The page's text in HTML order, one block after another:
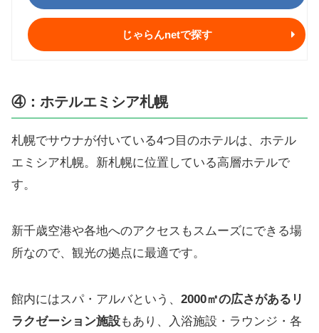
じゃらんnetで探す
④：ホテルエミシア札幌
札幌でサウナが付いている4つ目のホテルは、ホテル
エミシア札幌。新札幌に位置している高層ホテルで
す。
新千歳空港や各地へのアクセスもスムーズにできる場
所なので、観光の拠点に最適です。
館内にはスパ・アルバという、 2000㎡の広さがあるリ
ラクゼーション施設もあり、入浴施設・ラウンジ・各